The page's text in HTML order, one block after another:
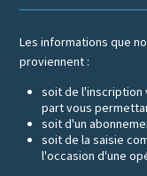
Les informations que
proviennent :
soit de l'inscription
part vous
soit d'un
soit de la saisie
l'occasion d'une